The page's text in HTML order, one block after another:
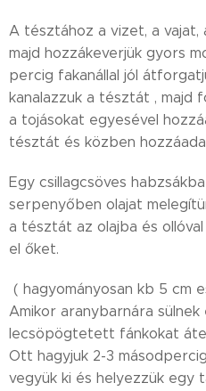
A tésztához a vizet, a
majd hozzákeverjük gyors
percig fakanállal jól
kanalazzuk a tésztát , majd
a tojásokat egyesével
tésztát és közben
Egy csillagcsöves
serpenyőben olajat
a tésztát az olajba és
el őket.
( hagyományosan kb 5 cm
Amikor aranybarnára sülnek
lecsöpögtetett fánkokat
Ott hagyjuk 2-3
vegyük ki és helyezzük egy